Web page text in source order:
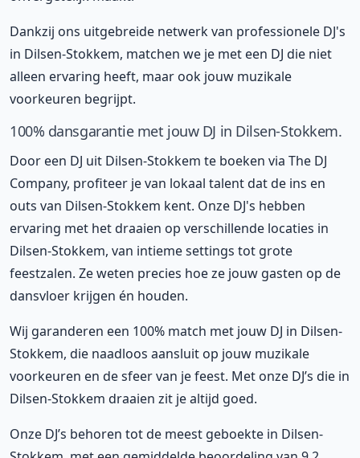
Dankzij ons uitgebreide netwerk van professionele DJ's
in Dilsen-Stokkem, matchen we je met een DJ die niet
alleen ervaring heeft, maar ook jouw muzikale
voorkeuren begrijpt.
100% dansgarantie met jouw DJ in Dilsen-Stokkem.
Door een DJ uit Dilsen-Stokkem te boeken via The DJ
Company, profiteer je van lokaal talent dat de ins en
outs van Dilsen-Stokkem kent. Onze DJ's hebben
ervaring met het draaien op verschillende locaties in
Dilsen-Stokkem, van intieme settings tot grote
feestzalen. Ze weten precies hoe ze jouw gasten op de
dansvloer krijgen én houden.
Wij garanderen een 100% match met jouw DJ in Dilsen-
Stokkem, die naadloos aansluit op jouw muzikale
voorkeuren en de sfeer van je feest. Met onze DJ’s die in
Dilsen-Stokkem draaien zit je altijd goed.
Onze DJ’s behoren tot de meest geboekte in Dilsen-